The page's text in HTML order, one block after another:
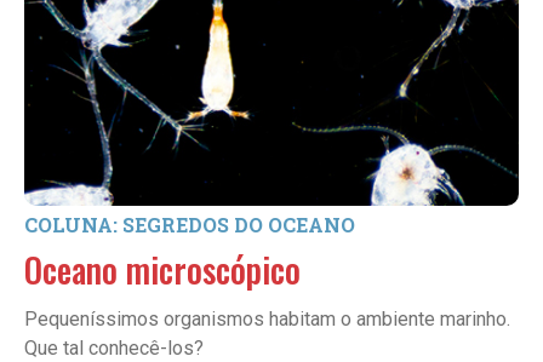
COLUNA: SEGREDOS DO OCEANO
Oceano microscópico
Pequeníssimos organismos habitam o ambiente marinho.
Que tal conhecê-los?